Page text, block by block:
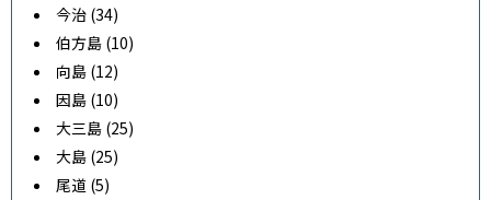
今治 (34)
伯方島 (10)
向島 (12)
因島 (10)
大三島 (25)
大島 (25)
尾道 (5)